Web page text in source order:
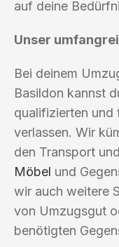
auf deine
Unser
Bei deinem
Basildon kannst
qualifizierten und
verlassen. Wir
den Transport
Möbel und
wir auch weitere
von Umzugsgut
benötigten